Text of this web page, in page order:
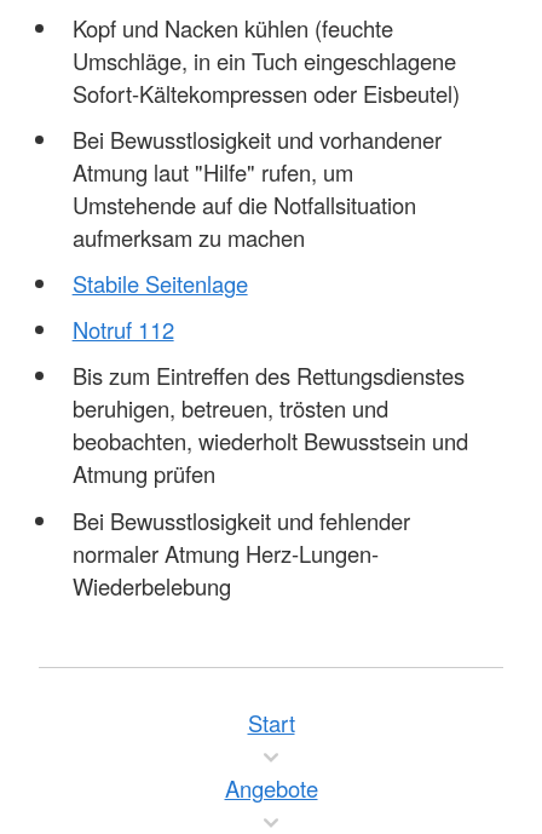
Kopf und Nacken kühlen (feuchte
Umschläge, in ein Tuch eingeschlagene
Sofort-Kältekompressen oder Eisbeutel)
Bei Bewusstlosigkeit und vorhandener
Atmung laut "Hilfe" rufen, um
Umstehende auf die Notfallsituation
aufmerksam zu machen
Stabile Seitenlage
Notruf 112
Bis zum Eintreffen des Rettungsdienstes
beruhigen, betreuen, trösten und
beobachten, wiederholt Bewusstsein und
Atmung prüfen
Bei Bewusstlosigkeit und fehlender
normaler Atmung Herz-Lungen-
Wiederbelebung
Start
Angebote